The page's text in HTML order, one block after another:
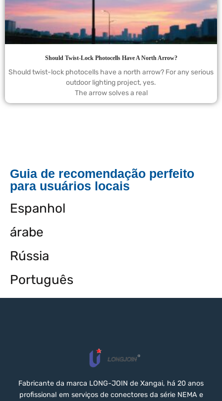
Should Twist-Lock Photocells Have A North Arrow?
Should twist-lock photocells have a north arrow? For any serious
outdoor lighting project, yes.
The arrow solves a real
Guia de recomendação perfeito
para usuários locais
Espanhol
árabe
Rússia
Português
Fabricante da marca LONG-JOIN de Xangai, há 20 anos
profissional em serviços de conectores da série NEMA e